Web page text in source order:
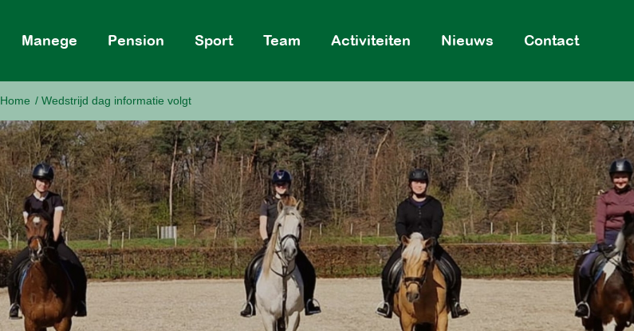
Manege Pension Sport Team Activiteiten Nieuws Contact
Home / Wedstrijd dag informatie volgt